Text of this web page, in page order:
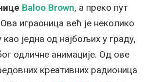
Baloo Brown, а преко пут
играоница већ је неколико
као једна од најбољих у граду,
одличне анимације. Од ове
креативних радионица